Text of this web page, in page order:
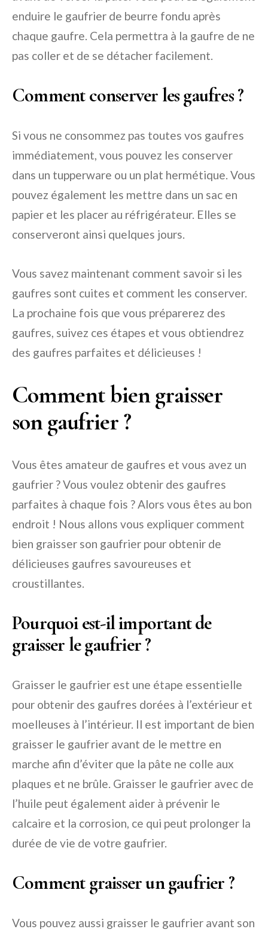
enduire le gaufrier de beurre fondu après
chaque gaufre. Cela permettra à la gaufre de ne
pas coller et de se détacher facilement.
Comment conserver les gaufres ?
Si vous ne consommez pas toutes vos gaufres
immédiatement, vous pouvez les conserver
dans un tupperware ou un plat hermétique. Vous
pouvez également les mettre dans un sac en
papier et les placer au réfrigérateur. Elles se
conserveront ainsi quelques jours.
Vous savez maintenant comment savoir si les
gaufres sont cuites et comment les conserver.
La prochaine fois que vous préparerez des
gaufres, suivez ces étapes et vous obtiendrez
des gaufres parfaites et délicieuses !
Comment bien graisser
son gaufrier ?
Vous êtes amateur de gaufres et vous avez un
gaufrier ? Vous voulez obtenir des gaufres
parfaites à chaque fois ? Alors vous êtes au bon
endroit ! Nous allons vous expliquer comment
bien graisser son gaufrier pour obtenir de
délicieuses gaufres savoureuses et
croustillantes.
Pourquoi est-il important de
graisser le gaufrier ?
Graisser le gaufrier est une étape essentielle
pour obtenir des gaufres dorées à l’extérieur et
moelleuses à l’intérieur. Il est important de bien
graisser le gaufrier avant de le mettre en
marche afin d’éviter que la pâte ne colle aux
plaques et ne brûle. Graisser le gaufrier avec de
l’huile peut également aider à prévenir le
calcaire et la corrosion, ce qui peut prolonger la
durée de vie de votre gaufrier.
Comment graisser un gaufrier ?
Vous pouvez aussi graisser le gaufrier avant son